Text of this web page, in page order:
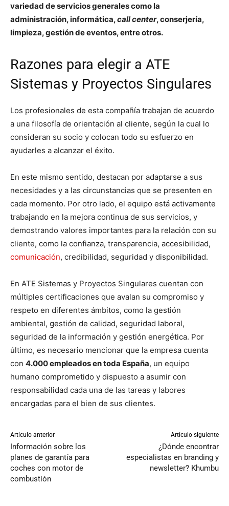
variedad de servicios generales como la
administración, informática,call center, conserjería,
limpieza, gestión de eventos, entre otros.
Razones para elegir a ATE
Sistemas y Proyectos Singulares
Los profesionales de esta compañía trabajan de acuerdo
a una filosofía de orientación al cliente, según la cual lo
consideran su socio y colocan todo su esfuerzo en
ayudarles a alcanzar el éxito.
En este mismo sentido, destacan por adaptarse a sus
necesidades y a las circunstancias que se presenten en
cada momento. Por otro lado, el equipo está activamente
trabajando en la mejora continua de sus servicios, y
demostrando valores importantes para la relación con su
cliente, como la confianza, transparencia, accesibilidad,
comunicación, credibilidad, seguridad y disponibilidad.
En ATE Sistemas y Proyectos Singulares cuentan con
múltiples certificaciones que avalan su compromiso y
respeto en diferentes ámbitos, como la gestión
ambiental, gestión de calidad, seguridad laboral,
seguridad de la información y gestión energética. Por
último, es necesario mencionar que la empresa cuenta
con 4.000 empleados en toda España, un equipo
humano comprometido y dispuesto a asumir con
responsabilidad cada una de las tareas y labores
encargadas para el bien de sus clientes.
Artículo anterior
Información sobre los
planes de garantía para
coches con motor de
combustión
Artículo siguiente
¿Dónde encontrar
especialistas en branding y
newsletter? Khumbu